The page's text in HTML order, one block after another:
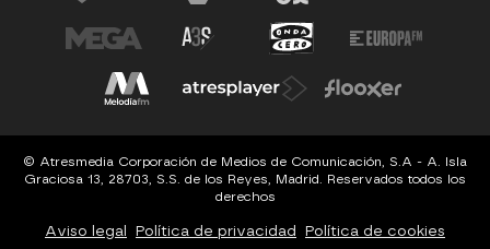
© Atresmedia Corporación de Medios de Comunicación, S.A - A. Isla
Graciosa 13, 28703, S.S. de los Reyes, Madrid. Reservados todos los
derechos
Aviso legal Política de privacidad Política de cookies